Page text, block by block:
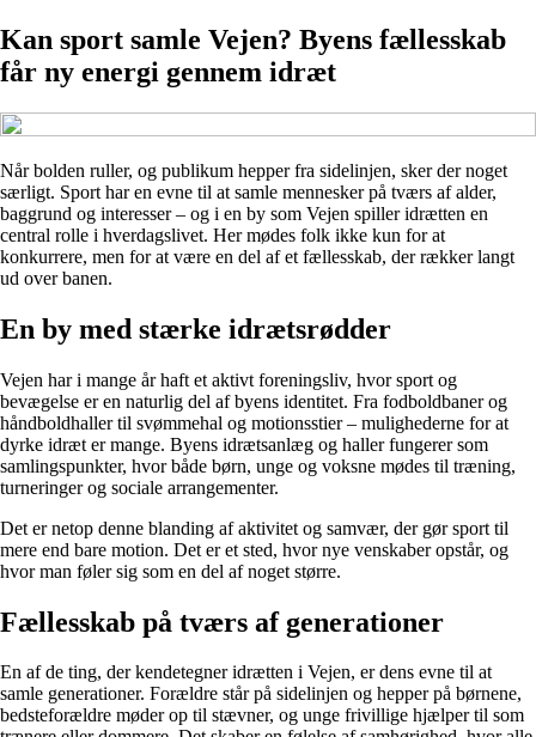
Kan sport samle Vejen? Byens fællesskab
får ny energi gennem idræt
Når bolden ruller, og publikum hepper fra sidelinjen, sker der noget
særligt. Sport har en evne til at samle mennesker på tværs af alder,
baggrund og interesser – og i en by som Vejen spiller idrætten en
central rolle i hverdagslivet. Her mødes folk ikke kun for at
konkurrere, men for at være en del af et fællesskab, der rækker langt
ud over banen.
En by med stærke idrætsrødder
Vejen har i mange år haft et aktivt foreningsliv, hvor sport og
bevægelse er en naturlig del af byens identitet. Fra fodboldbaner og
håndboldhaller til svømmehal og motionsstier – mulighederne for at
dyrke idræt er mange. Byens idrætsanlæg og haller fungerer som
samlingspunkter, hvor både børn, unge og voksne mødes til træning,
turneringer og sociale arrangementer.
Det er netop denne blanding af aktivitet og samvær, der gør sport til
mere end bare motion. Det er et sted, hvor nye venskaber opstår, og
hvor man føler sig som en del af noget større.
Fællesskab på tværs af generationer
En af de ting, der kendetegner idrætten i Vejen, er dens evne til at
samle generationer. Forældre står på sidelinjen og hepper på børnene,
bedsteforældre møder op til stævner, og unge frivillige hjælper til som